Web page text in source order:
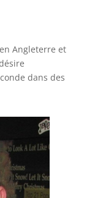
Angleterre et
dans des